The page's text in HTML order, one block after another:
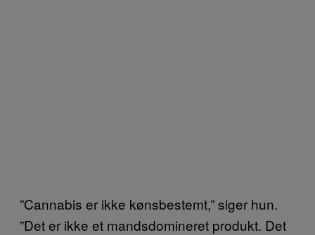
”Cannabis er ikke kønsbestemt,” siger hun.
”Det er ikke et mandsdomineret produkt. Det